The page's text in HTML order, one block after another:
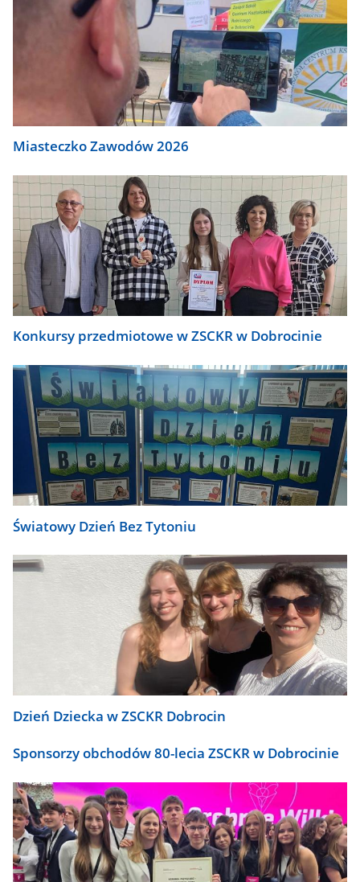
Miasteczko Zawodów 2026
Konkursy przedmiotowe w ZSCKR w Dobrocinie
Światowy Dzień Bez Tytoniu
Dzień Dziecka w ZSCKR Dobrocin
Sponsorzy obchodów 80-lecia ZSCKR w Dobrocinie